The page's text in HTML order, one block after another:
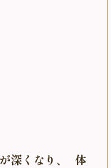
深くなり、 体